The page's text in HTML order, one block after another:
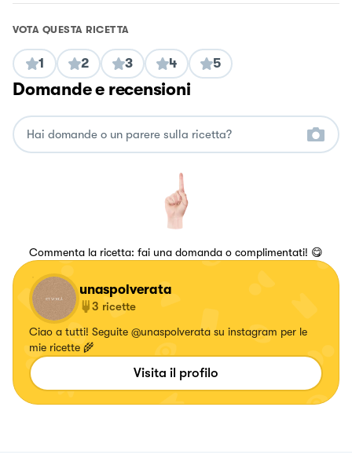
VOTA QUESTA RICETTA
1 2 3 4 5
Domande e recensioni
Commenta la ricetta: fai una domanda o complimentati! 😋
unaspolverata
3 ricette
Ciao a tutti! Seguite @unaspolverata su instagram per le
mie ricette 🌾
Visita il profilo